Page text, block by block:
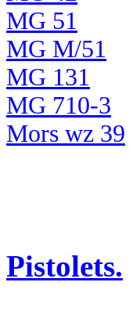
MG 51
MG M/51
MG 131
MG 710-3
Mors wz 39
Pistolets.